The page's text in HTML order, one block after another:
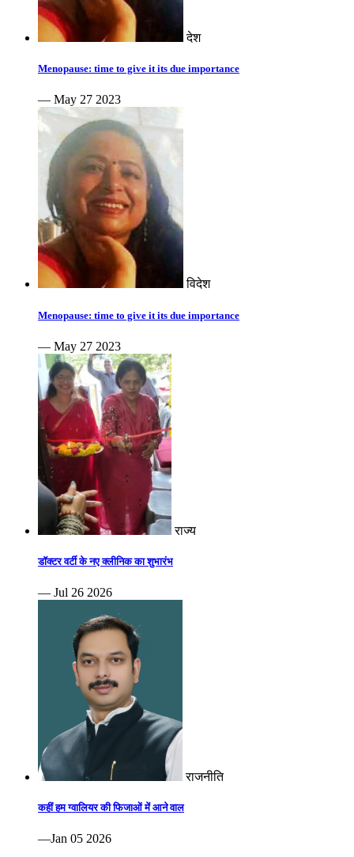
देश
Menopause: time to give it its due importance
— May 27 2023
विदेश
Menopause: time to give it its due importance
— May 27 2023
राज्य
डॉक्टर वर्टी के नए क्लीनिक का शुभारंभ
— Jul 26 2026
राजनीति
कहीं हम ग्वालियर की फिजाओं में आने वाल
—Jan 05 2026